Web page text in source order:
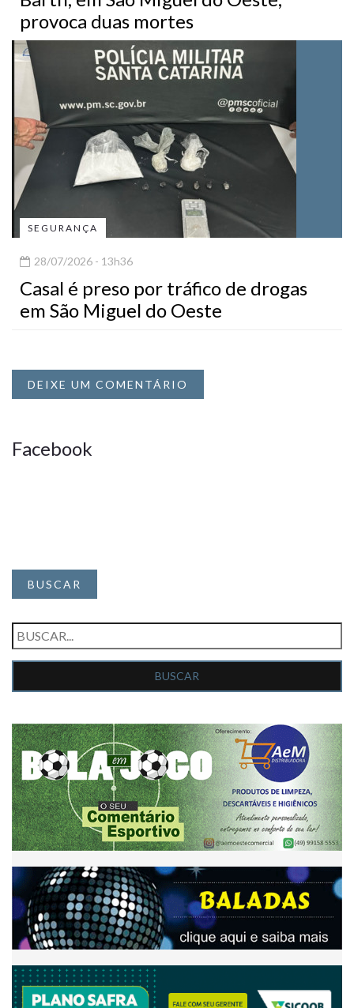
provoca duas mortes
SEGURANÇA
28/07/2026 - 13h36
Casal é preso por tráfico de drogas
em São Miguel do Oeste
DEIXE UM COMENTÁRIO
Facebook
BUSCAR